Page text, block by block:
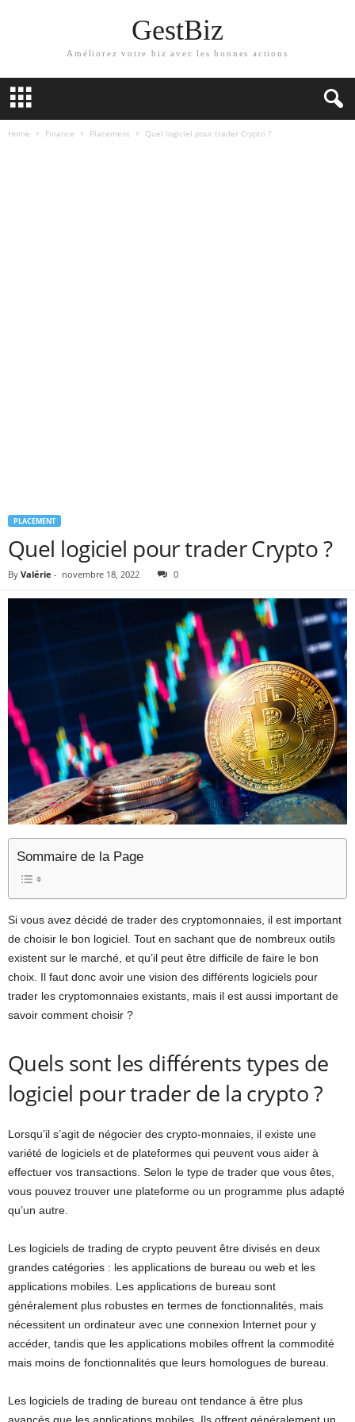
GestBiz
Améliorez votre biz avec les bonnes actions
Home Finance Placement Quel logiciel pour trader Crypto ?
PLACEMENT
Quel logiciel pour trader Crypto ?
By Valérie - novembre 18, 2022 0
Sommaire de la Page
Si vous avez décidé de trader des cryptomonnaies, il est important
de choisir le bon logiciel. Tout en sachant que de nombreux outils
existent sur le marché, et qu’il peut être difficile de faire le bon
choix. Il faut donc avoir une vision des différents logiciels pour
trader les cryptomonnaies existants, mais il est aussi important de
savoir comment choisir ?
Quels sont les différents types de
logiciel pour trader de la crypto ?
Lorsqu’il s’agit de négocier des crypto-monnaies, il existe une
variété de logiciels et de plateformes qui peuvent vous aider à
effectuer vos transactions. Selon le type de trader que vous êtes,
vous pouvez trouver une plateforme ou un programme plus adapté
qu’un autre.
Les logiciels de trading de crypto peuvent être divisés en deux
grandes catégories : les applications de bureau ou web et les
applications mobiles. Les applications de bureau sont
généralement plus robustes en termes de fonctionnalités, mais
nécessitent un ordinateur avec une connexion Internet pour y
accéder, tandis que les applications mobiles offrent la commodité
mais moins de fonctionnalités que leurs homologues de bureau.
Les logiciels de trading de bureau ont tendance à être plus